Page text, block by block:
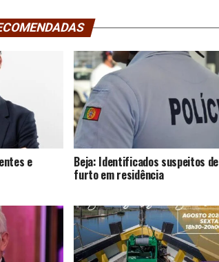
e Beja: Identificados suspeitos de
furto em residência